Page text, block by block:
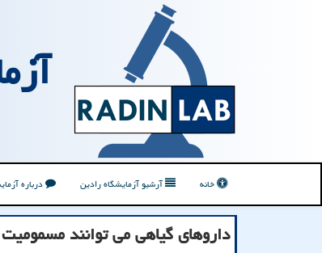
خانه آرشیو آزمایشگاه رادین درباره
داروهای گیاهی می توانند